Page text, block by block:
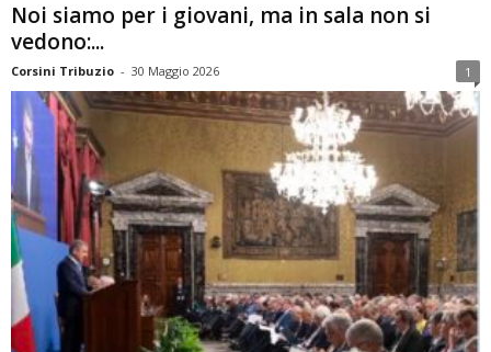
Noi siamo per i giovani, ma in sala non si
vedono:...
Corsini Tribuzio - 30 Maggio 2026 1